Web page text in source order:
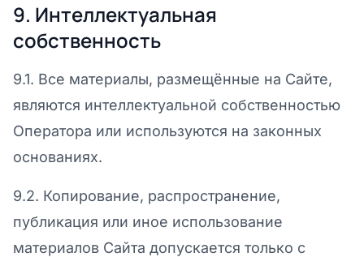
9. Интеллектуальная
собственность
9.1. Все материалы, размещённые на Сайте,
являются интеллектуальной собственностью
Оператора или используются на законных
основаниях.
9.2. Копирование, распространение,
публикация или иное использование
материалов Сайта допускается только с